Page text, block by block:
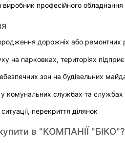
виробник професійного
дорожніх або ремонтних
на парковках, територіях
зон на будівельних
у комунальних службах та
ситуації, перекриття ділянок
в "КОМПАНІЇ "БІКО"?